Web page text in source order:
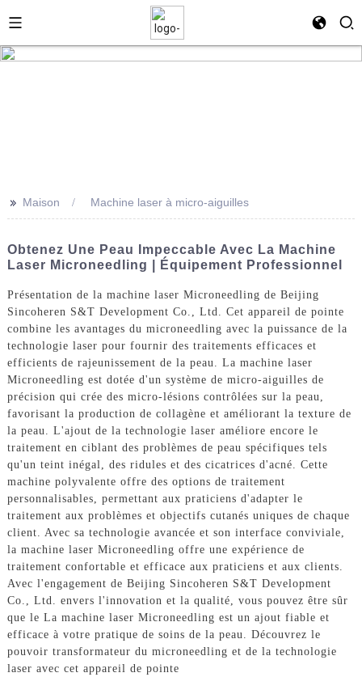
>> Maison Machine laser à micro-aiguilles
Obtenez Une Peau Impeccable Avec La Machine
Laser Microneedling | Équipement Professionnel
Présentation de la machine laser Microneedling de Beijing
Sincoheren S&T Development Co., Ltd. Cet appareil de pointe
combine les avantages du microneedling avec la puissance de la
technologie laser pour fournir des traitements efficaces et
efficients de rajeunissement de la peau. La machine laser
Microneedling est dotée d'un système de micro-aiguilles de
précision qui crée des micro-lésions contrôlées sur la peau,
favorisant la production de collagène et améliorant la texture de
la peau. L'ajout de la technologie laser améliore encore le
traitement en ciblant des problèmes de peau spécifiques tels
qu'un teint inégal, des ridules et des cicatrices d'acné. Cette
machine polyvalente offre des options de traitement
personnalisables, permettant aux praticiens d'adapter le
traitement aux problèmes et objectifs cutanés uniques de chaque
client. Avec sa technologie avancée et son interface conviviale,
la machine laser Microneedling offre une expérience de
traitement confortable et efficace aux praticiens et aux clients.
Avec l'engagement de Beijing Sincoheren S&T Development
Co., Ltd. envers l'innovation et la qualité, vous pouvez être sûr
que le La machine laser Microneedling est un ajout fiable et
efficace à votre pratique de soins de la peau. Découvrez le
pouvoir transformateur du microneedling et de la technologie
laser avec cet appareil de pointe